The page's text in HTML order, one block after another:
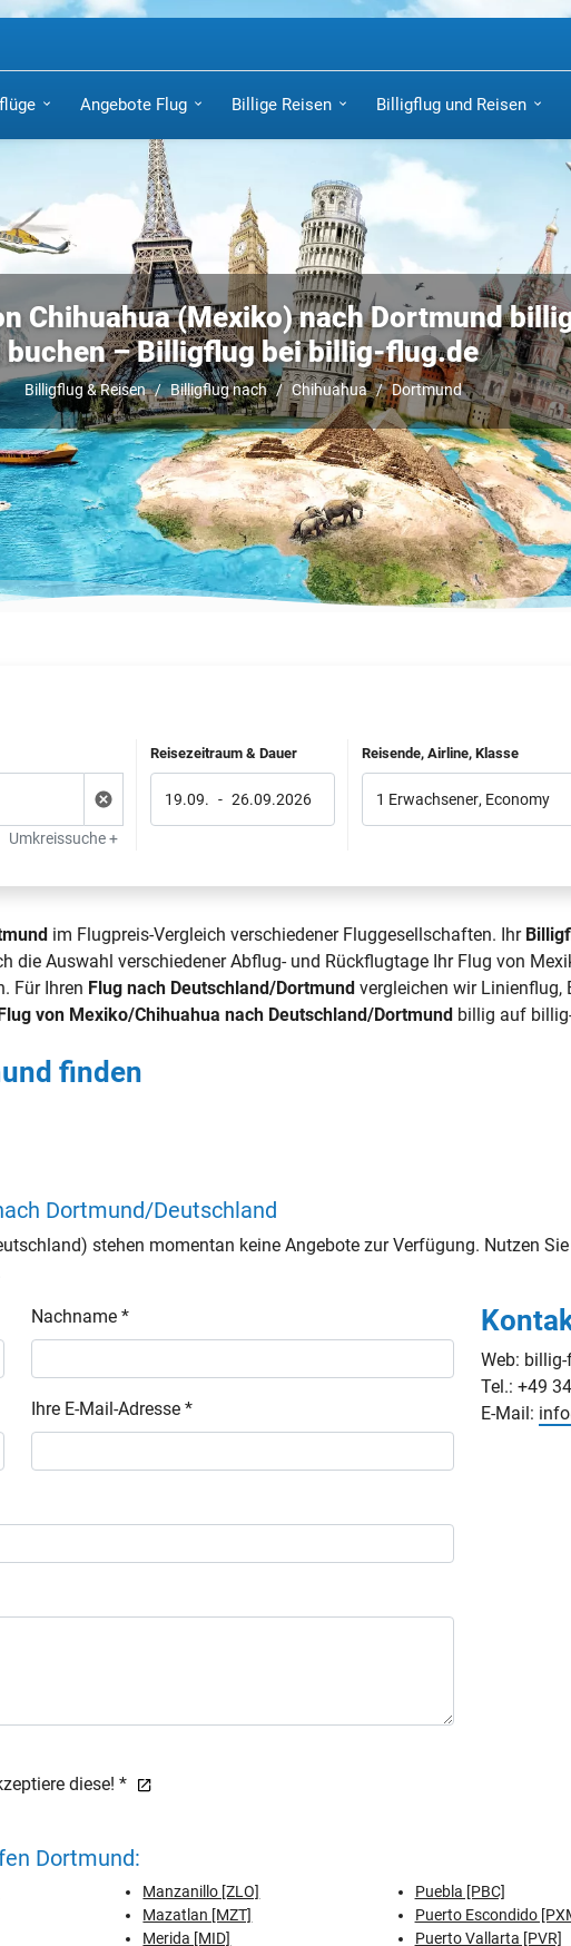
Angebote Flug Billige Reisen Billigflug und Reisen
Chihuahua (Mexiko) nach Dortmund
buchen – Billigflug bei billig-flug.de
Billigflug & Reisen Billigflug nach Chihuahua Dortmund
Umkreissuche +
Reisezeitraum & Dauer
19.09. - 26.09.2026
Reisende, Airline, Klasse
1 Erwachsener, Economy
im Flugpreis-Vergleich verschiedener Fluggesellschaften. Ihr
die Auswahl verschiedener Abflug- und Rückflugtage Ihr Flug von
Für Ihren Flug nach Deutschland/Dortmund vergleichen wir Linienflug,
von Mexiko/Chihuahua nach Deutschland/Dortmund billig auf
finden
Dortmund/Deutschland
stehen momentan keine Angebote zur Verfügung. Nutzen
Nachname *
Ihre E-Mail-Adresse *
diese! *
Web:
Tel.: +49
E-Mail:
Dortmund:
Manzanillo [ZLO]
Mazatlan [MZT]
Merida [MID]
Puebla [PBC]
Puerto Escondido
Puerto Vallarta [PVR]